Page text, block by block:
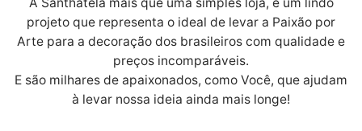
projeto que representa o ideal de levar a Paixão por
Arte para a decoração dos brasileiros com qualidade e
preços incomparáveis.
E são milhares de apaixonados, como Você, que ajudam
à levar nossa ideia ainda mais longe!